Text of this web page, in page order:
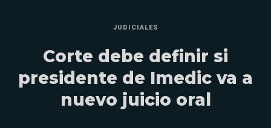
JUDICIALES
Corte debe definir si
presidente de Imedic va a
nuevo juicio oral